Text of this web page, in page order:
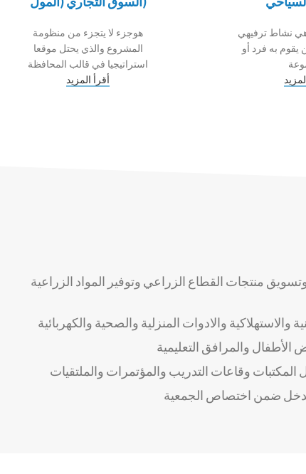
هي نشاط ترفيهي
يقوم به فرد أو
هوجزء لا يتجزء من منظومة
المشروع والذي يحتل موقعا
استراتيجيا في قالب المحافظة
أقرأ المزيد
منتجات القطاع الزراعي وتوفير المواد الزراعية
والاستهلاكية والادوات المنزلية والصحية والكهربائية
الأطفال والمرافق التعليمية
المكتبات وقاعات التدريب والمؤتمرات والملتقيات
ضمن اختصاص الجمعية